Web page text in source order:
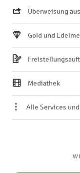
Überweisung
Gold und
Mediathek
Alle Services